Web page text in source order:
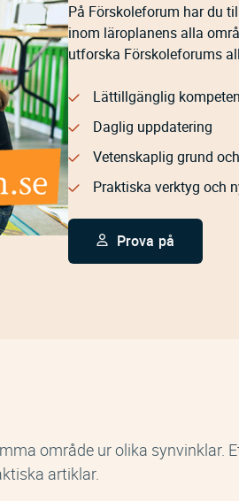
På Förskoleforum har du
inom läroplanens alla
utforska Förskoleforums
Lättillgänglig
Daglig uppdatering
Vetenskaplig grund
Praktiska verktyg och
Prova på
område ur olika synvinklar.
artiklar.